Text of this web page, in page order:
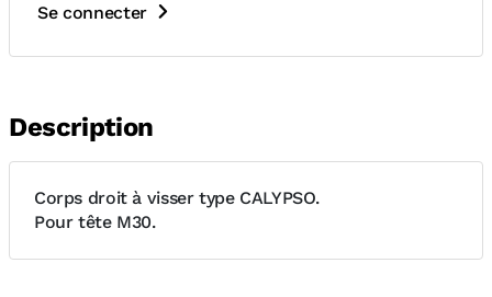
Se connecter
Description
Corps droit à visser type CALYPSO.
Pour tête M30.